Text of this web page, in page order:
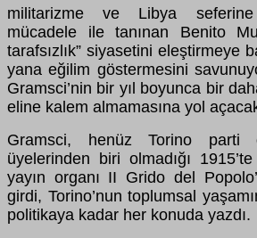
militarizme ve Libya
mücadele ile tanınan Benito
tarafsızlık” siyasetini eleştirmeye
yana eğilim göstermesini
Gramsci’nin bir yıl boyunca bir
eline kalem almamasına yol
Gramsci, henüz Torino parti
üyelerinden biri olmadığı
yayın organı II Grido del
girdi, Torino’nun toplumsal
politikaya kadar her konuda yazdı.